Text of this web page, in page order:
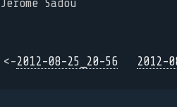
Jérôme Sadou
<-2012-08-25_20-56 2012-